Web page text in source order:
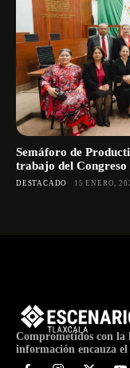
Semáforo de
trabajo del Congreso
DESTACADO 15 ENERO,
Comprometidos con la
información encauza el